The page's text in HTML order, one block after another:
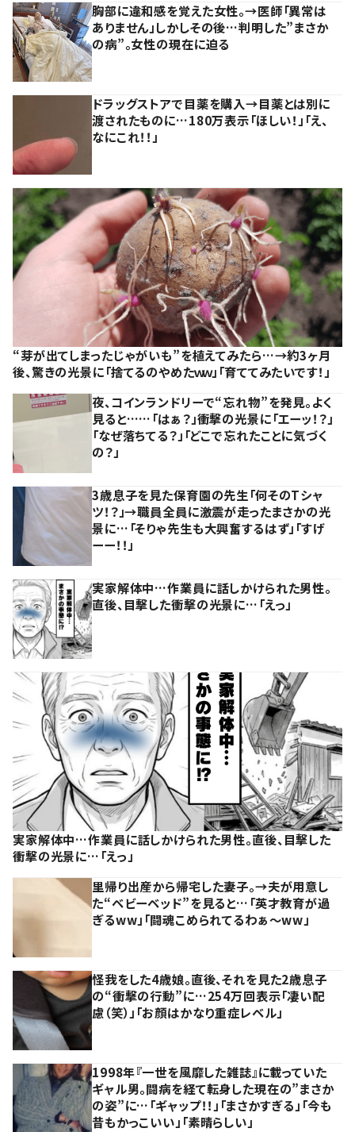
胸部に違和感を覚えた女性。→医師「異常は
ありません」しかしその後…判明した”まさか
の病”。女性の現在に迫る
ドラッグストアで目薬を購入→目薬とは別に
渡されたものに…180万表示「ほしい！」「え、
なにこれ！！」
“芽が出てしまったじゃがいも”を植えてみたら…→約3ヶ月
後、驚きの光景に「捨てるのやめたｗｗ」「育ててみたいです！」
夜、コインランドリーで“忘れ物”を発見。よく
見ると……「はぁ？」衝撃の光景に「エーッ！？」
「なぜ落ちてる？」「どこで忘れたことに気づく
の？」
3歳息子を見た保育園の先生「何そのTシャ
ツ！？」→職員全員に激震が走ったまさかの光
景に…「そりゃ先生も大興奮するはず」「すげ
ーー！！」
実家解体中…作業員に話しかけられた男性。
直後、目撃した衝撃の光景に…「えっ」
実家解体中…作業員に話しかけられた男性。直後、目撃した
衝撃の光景に…「えっ」
里帰り出産から帰宅した妻子。→夫が用意し
た“ベビーベッド”を見ると…「英才教育が過
ぎるww」「闘魂こめられてるわぁ～ww」
怪我をした4歳娘。直後、それを見た2歳息子
の“衝撃の行動”に…254万回表示「凄い配
慮（笑）」「お顔はかなり重症レベル」
1998年『一世を風靡した雑誌』に載っていた
ギャル男。闘病を経て転身した現在の”まさか
の姿”に…「ギャップ！！」「まさかすぎる」「今も
昔もかっこいい」「素晴らしい」